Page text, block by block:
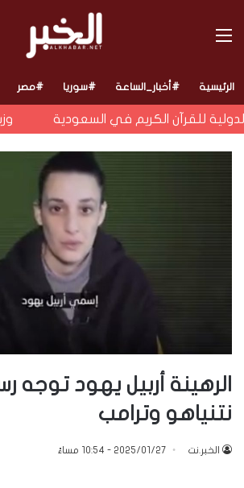
القائمة
الرئيسية #أخبار_الساعة #سوريا #مصر
للقرآن الكريم في السعودية
الرهينة أربيل يهود توجه
نتنياهو وترامب
الخبر.نت 2025/01/27 - 10:54 مساءً